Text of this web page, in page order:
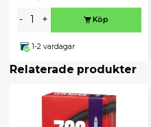
- + Köp
1-2 vardagar
Relaterade produkter